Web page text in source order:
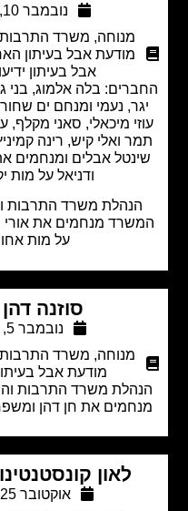
נובמבר 10, 2021
משרד התרבות
מודעת אבל בעיתון הארץ,
אבל בעיתון ידיעות
בלה אלמוג, בני גלילי,
נעמי ומנחם ים שחור, רותי
מיכאלי, סאני מקלף, עדנה
ואלי קיש, רינה קמיניץ
אבלים ומנחמים את
ודניאל על מות יקירתם.
משרד התרבות והספורט
מנחמים את אורי חרל"פ
על מות אחותו.
סוזנה דהן ז"ל
נובמבר 5, 2021
מנוחה
משרד התרבות
מודעת אבל בעיתון ישראל
משרד התרבות והספורט
את חן דהן ומשפחתו על
לאון
אוקטובר 25, 2021